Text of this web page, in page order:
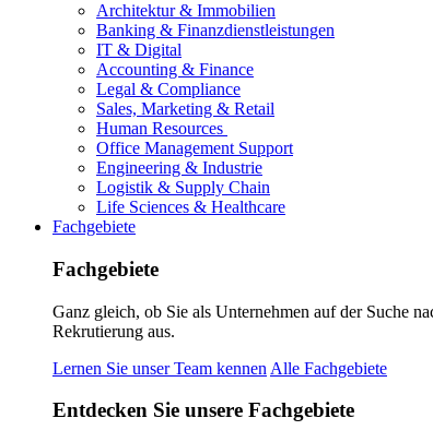
Architektur & Immobilien
Banking & Finanzdienstleistungen
IT & Digital
Accounting & Finance
Legal & Compliance
Sales, Marketing & Retail
Human Resources
Office Management Support
Engineering & Industrie
Logistik & Supply Chain
Life Sciences & Healthcare
Fachgebiete
Fachgebiete
Ganz gleich, ob Sie als Unternehmen auf der Suche
Rekrutierung aus.
Lernen Sie unser Team kennen Alle Fachgebiete
Entdecken Sie unsere Fachgebiete